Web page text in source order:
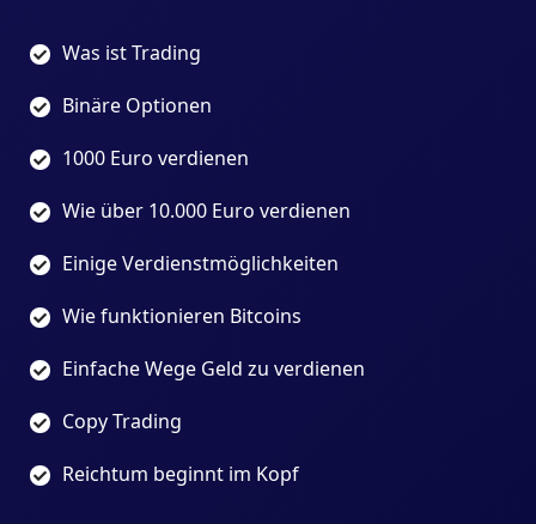
Was ist Trading
Binäre Optionen
1000 Euro verdienen
Wie über 10.000 Euro verdienen
Einige Verdienstmöglichkeiten
Wie funktionieren Bitcoins
Einfache Wege Geld zu verdienen
Copy Trading
Reichtum beginnt im Kopf